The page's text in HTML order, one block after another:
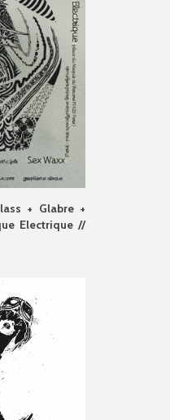
+ Glabre +
Electrique //